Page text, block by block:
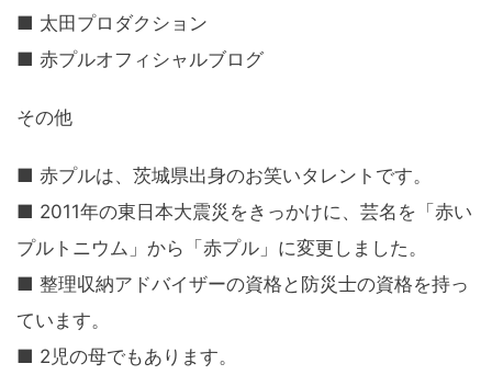
■ 太田プロダクション
■ 赤プルオフィシャルブログ
その他
■ 赤プルは、茨城県出身のお笑いタレントです。
■ 2011年の東日本大震災をきっかけに、芸名を「赤い
プルトニウム」から「赤プル」に変更しました。
■ 整理収納アドバイザーの資格と防災士の資格を持っ
ています。
■ 2児の母でもあります。